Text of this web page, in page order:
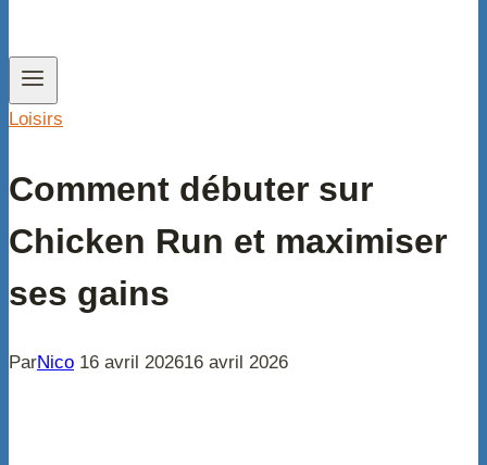
Loisirs
Comment débuter sur
Chicken Run et maximiser
ses gains
ParNico 16 avril 202616 avril 2026